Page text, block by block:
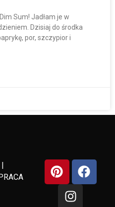
Sum! Jadłam je w
Dzisiaj do środka
por, szczypior i
|